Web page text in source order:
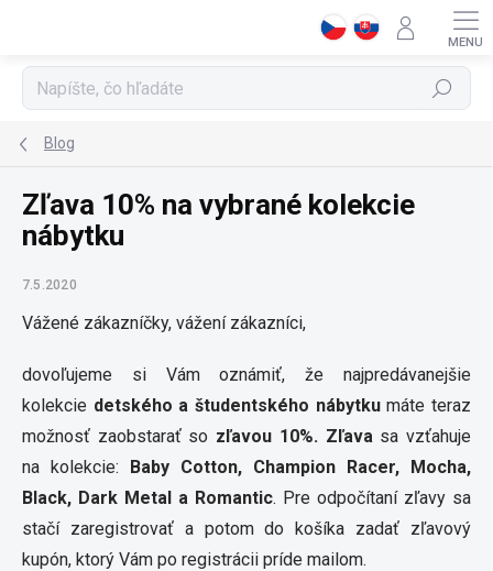
Hľadať
Blog
Zľava 10% na vybrané kolekcie
nábytku
7.5.2020
Vážené zákazníčky, vážení zákazníci,
dovoľujeme si Vám oznámiť, že najpredávanejšie
kolekcie detského a študentského nábytkumáte teraz
možnosť zaobstarať so zľavou 10%. Zľavasa vzťahuje
na kolekcie: Baby Cotton, Champion Racer, Mocha,
Black, Dark Metal a Romantic. Pre odpočítaní zľavy sa
stačí zaregistrovať a potom do košíka zadať zľavový
kupón, ktorý Vám po registrácii príde mailom.